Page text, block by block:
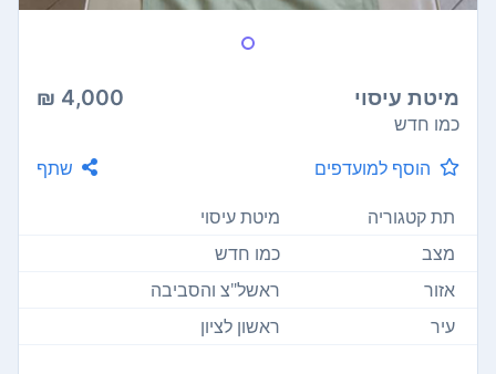
מיטת עיסוי 4,000 ₪
כמו חדש
הוסף למועדפים
שתף
תת קטגוריה
מיטת עיסוי
מצב
כמו חדש
אזור
ראשל"צ והסביבה
עיר
ראשון לציון